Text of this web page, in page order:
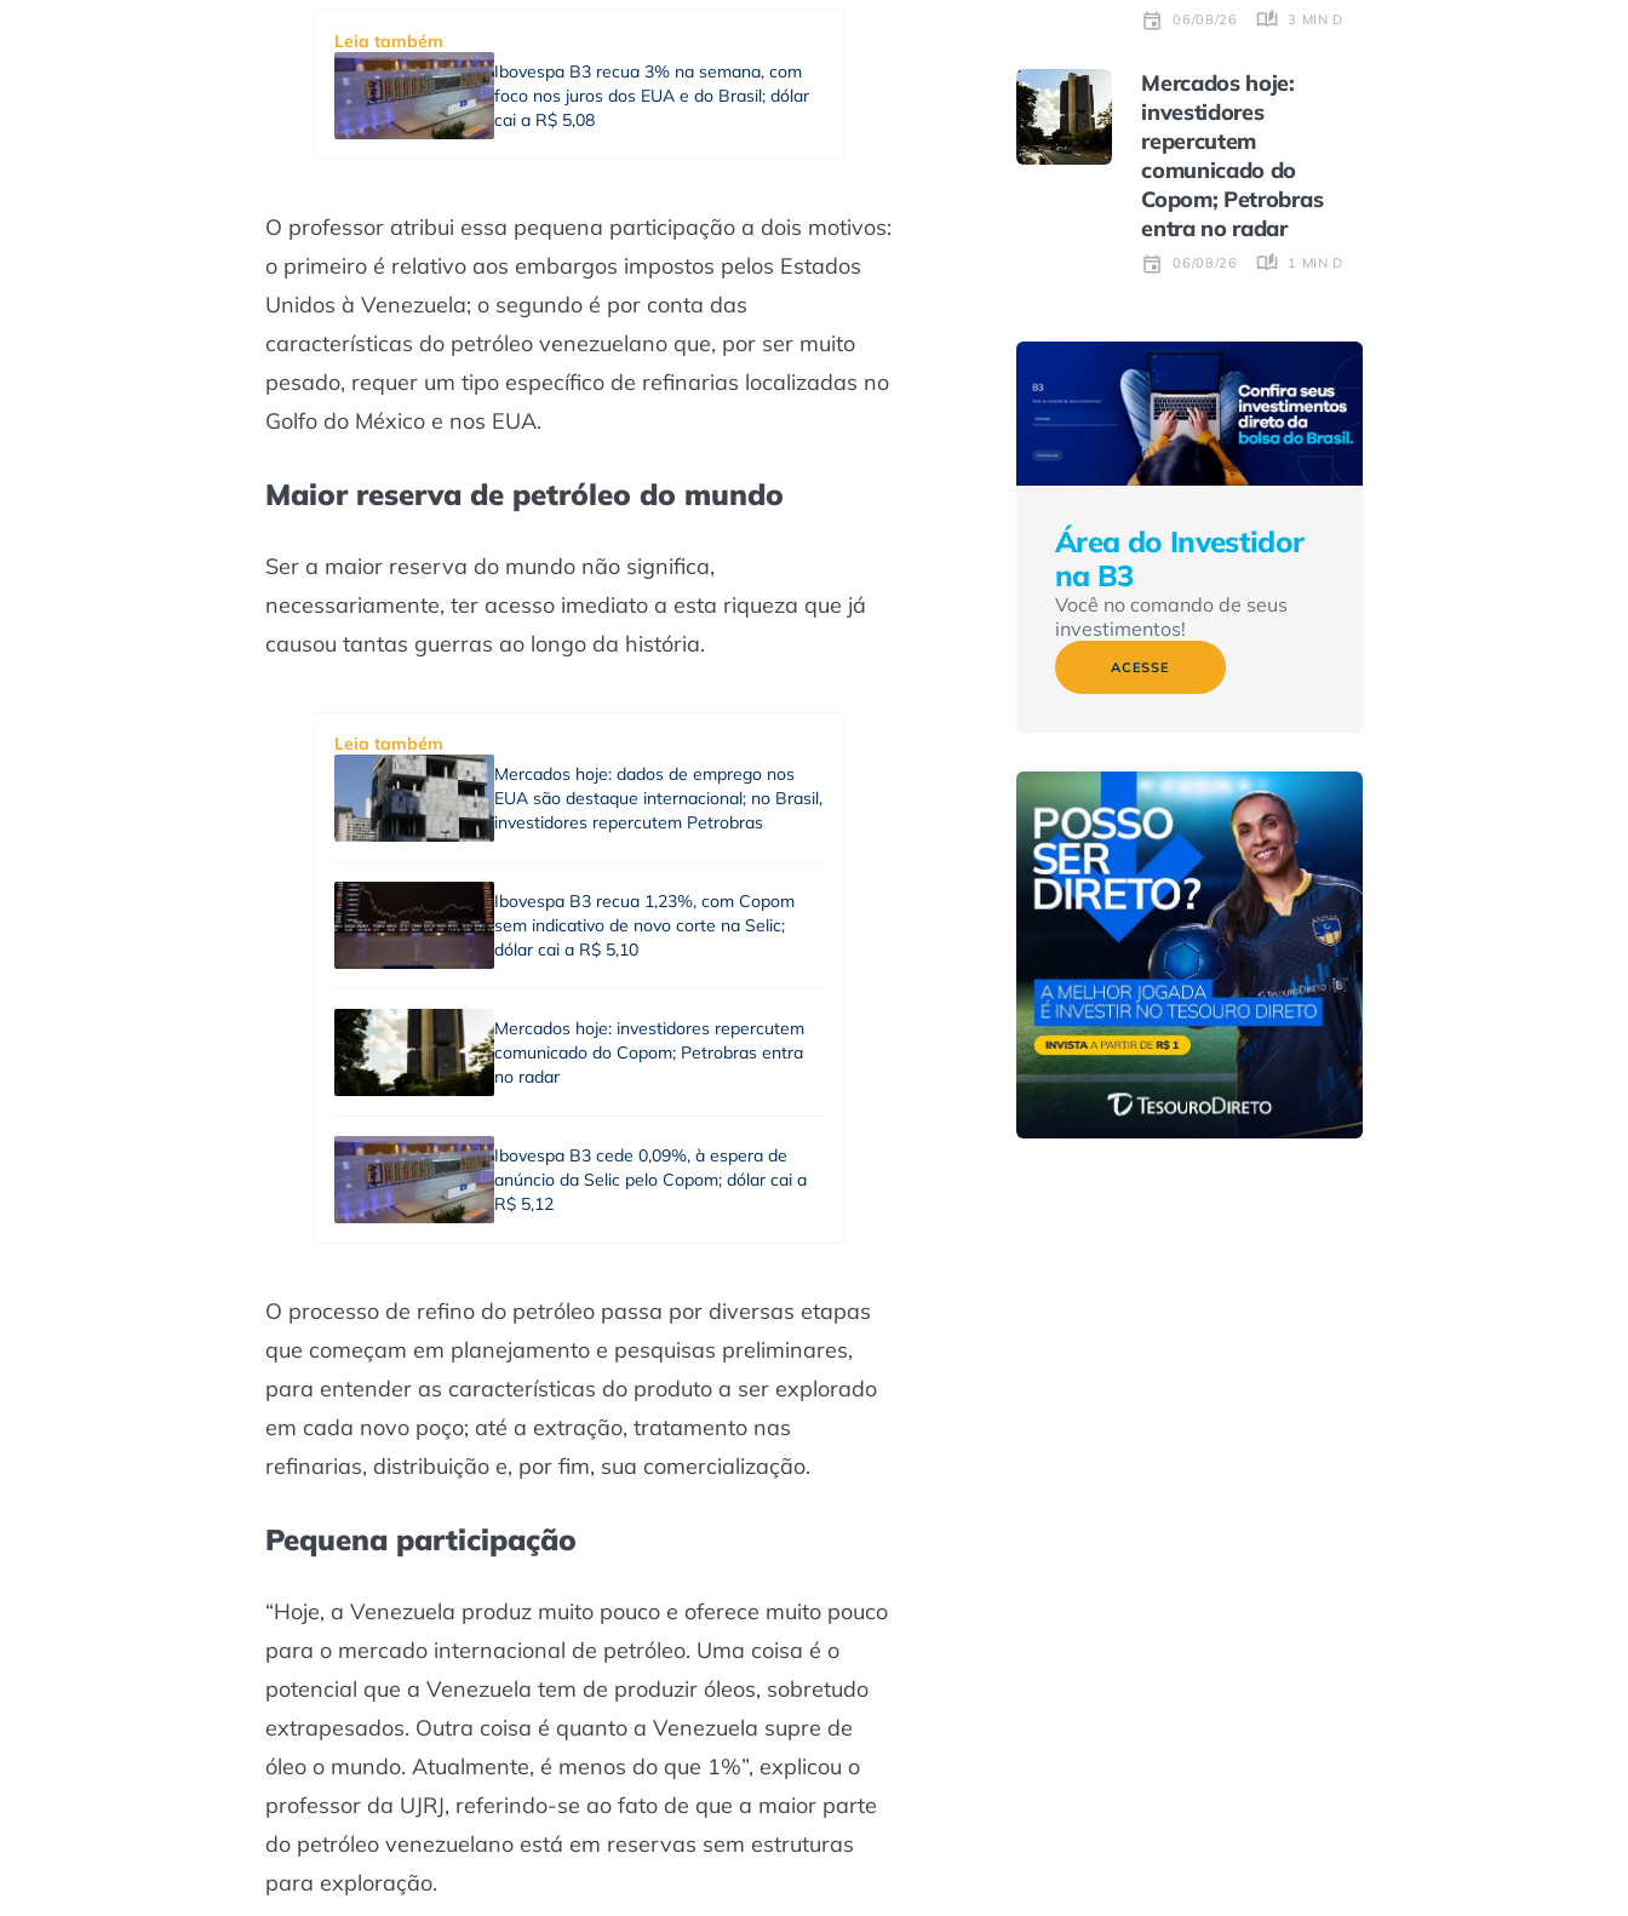
Leia também
Ibovespa B3 recua 3% na semana, com
foco nos juros dos EUA e do Brasil; dólar
cai a R$ 5,08
O professor atribui essa pequena participação a dois motivos:
o primeiro é relativo aos embargos impostos pelos Estados
Unidos à Venezuela; o segundo é por conta das
características do petróleo venezuelano que, por ser muito
pesado, requer um tipo específico de refinarias localizadas no
Golfo do México e nos EUA.
Maior reserva de petróleo do mundo
Ser a maior reserva do mundo não significa,
necessariamente, ter acesso imediato a esta riqueza que já
causou tantas guerras ao longo da história.
Leia também
Mercados hoje: dados de emprego nos
EUA são destaque internacional; no Brasil,
investidores repercutem Petrobras
Ibovespa B3 recua 1,23%, com Copom
sem indicativo de novo corte na Selic;
dólar cai a R$ 5,10
Mercados hoje: investidores repercutem
comunicado do Copom; Petrobras entra
no radar
Ibovespa B3 cede 0,09%, à espera de
anúncio da Selic pelo Copom; dólar cai a
R$ 5,12
O processo de refino do petróleo passa por diversas etapas
que começam em planejamento e pesquisas preliminares,
para entender as características do produto a ser explorado
em cada novo poço; até a extração, tratamento nas
refinarias, distribuição e, por fim, sua comercialização.
Pequena participação
“Hoje, a Venezuela produz muito pouco e oferece muito pouco
para o mercado internacional de petróleo. Uma coisa é o
potencial que a Venezuela tem de produzir óleos, sobretudo
extrapesados. Outra coisa é quanto a Venezuela supre de
óleo o mundo. Atualmente, é menos do que 1%”, explicou o
professor da UJRJ, referindo-se ao fato de que a maior parte
do petróleo venezuelano está em reservas sem estruturas
para exploração.
06/08/26 3 MIN DE LEITURA
Mercados hoje:
investidores
repercutem
comunicado do
Copom; Petrobras
entra no radar
06/08/26 1 MIN DE LEITURA
Área do Investidor
na B3
Você no comando de seus
investimentos!
ACESSE